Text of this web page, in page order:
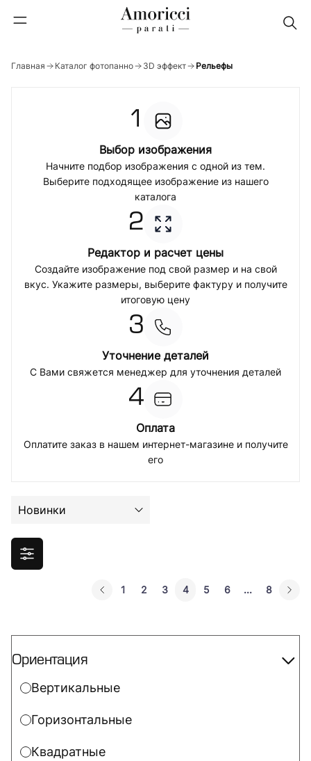
Главная Каталог фотопанно 3D эффект Рельефы
1
Выбор изображения
Начните подбор изображения с одной из тем.
Выберите подходящее изображение из нашего
каталога
2
Редактор и расчет цены
Создайте изображение под свой размер и на свой
вкус. Укажите размеры, выберите фактуру и получите
итоговую цену
3
Уточнение деталей
С Вами свяжется менеджер для уточнения деталей
4
Оплата
Оплатите заказ в нашем интернет-магазине и получите
его
Новинки
1 2 3 4 5 6 ... 8
Ориентация
Вертикальные
Горизонтальные
Квадратные